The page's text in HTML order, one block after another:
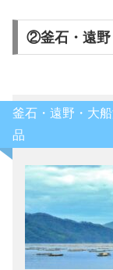
②釜石・遠野
釜石・遠野・大
品